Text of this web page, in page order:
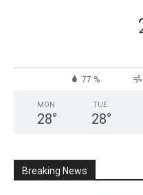
77 %
MON
28°
TUE
28°
Breaking News